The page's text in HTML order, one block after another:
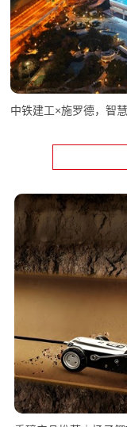
中铁建工×施罗德，智